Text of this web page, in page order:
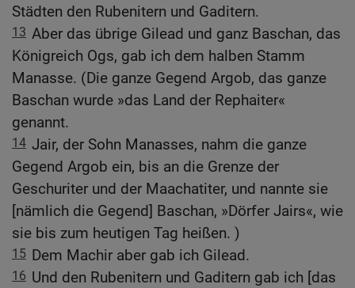
Städten den Rubenitern und Gaditern.
13 Aber das übrige Gilead und ganz Baschan, das
Königreich Ogs, gab ich dem halben Stamm
Manasse. (Die ganze Gegend Argob, das ganze
Baschan wurde »das Land der Rephaiter«
genannt.
14 Jair, der Sohn Manasses, nahm die ganze
Gegend Argob ein, bis an die Grenze der
Geschuriter und der Maachatiter, und nannte sie
[nämlich die Gegend] Baschan, »Dörfer Jairs«, wie
sie bis zum heutigen Tag heißen. )
15 Dem Machir aber gab ich Gilead.
16 Und den Rubenitern und Gaditern gab ich [das